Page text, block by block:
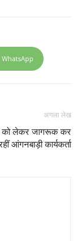
WhatsApp
अगला लेख
को लेकर जागरूक कर
आंगनबाड़ी कार्यकर्ता